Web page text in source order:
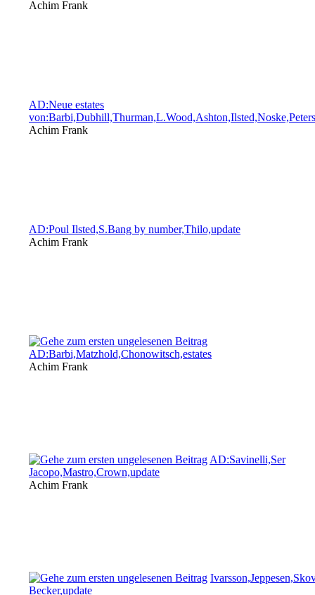
Achim Frank
AD:Neue estates
Achim Frank
AD:Poul Ilsted,S.Bang by number,Thilo,update
Achim Frank
AD:Barbi,Matzhold,Chonowitsch,estates
Achim Frank
AD:Savinelli,Ser
Jacopo,Mastro,Crown,update
Achim Frank
Becker,update